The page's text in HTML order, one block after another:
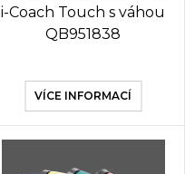
i-Coach Touch s váhou
QB951838
VÍCE INFORMACÍ